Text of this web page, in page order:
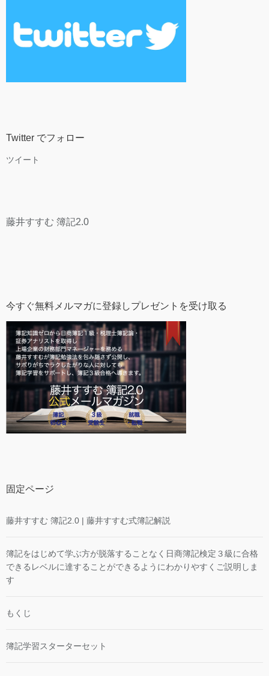
Twitter でフォロー
ツイート
藤井すすむ 簿記2.0
今すぐ無料メルマガに登録しプレゼントを受け取る
固定ページ
藤井すすむ 簿記2.0 | 藤井すすむ式簿記解説
簿記をはじめて学ぶ方が脱落することなく日商簿記検定３級に合格
できるレベルに達することができるようにわかりやすくご説明しま
す
もくじ
簿記学習スターターセット